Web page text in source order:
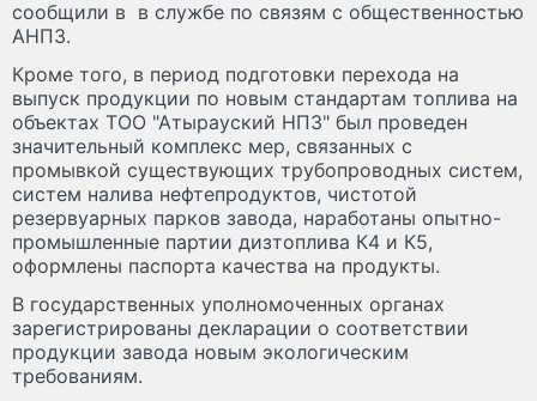
сообщили в в службе по связям с общественностью
АНПЗ.
Кроме того, в период подготовки перехода на
выпуск продукции по новым стандартам топлива на
объектах ТОО "Атырауский НПЗ" был проведен
значительный комплекс мер, связанных с
промывкой существующих трубопроводных систем,
систем налива нефтепродуктов, чистотой
резервуарных парков завода, наработаны опытно-
промышленные партии дизтоплива К4 и К5,
оформлены паспорта качества на продукты.
В государственных уполномоченных органах
зарегистрированы декларации о соответствии
продукции завода новым экологическим
требованиям.